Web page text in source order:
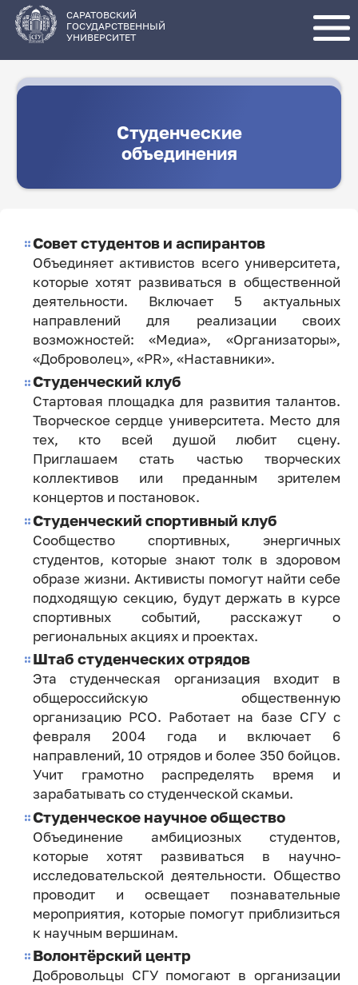
основному
содержанию
САРАТОВСКИЙ
ГОСУДАРСТВЕННЫЙ
УНИВЕРСИТЕТ
Студенческие
объединения
Совет студентов и аспирантов
Объединяет активистов всего университета,
которые хотят развиваться в общественной
деятельности. Включает 5 актуальных
направлений для реализации своих
возможностей: «Медиа», «Организаторы»,
«Доброволец», «PR», «Наставники».
Студенческий клуб
Стартовая площадка для развития талантов.
Творческое сердце университета. Место для
тех, кто всей душой любит сцену.
Приглашаем стать частью творческих
коллективов или преданным зрителем
концертов и постановок.
Студенческий спортивный клуб
Сообщество спортивных, энергичных
студентов, которые знают толк в здоровом
образе жизни. Активисты помогут найти себе
подходящую секцию, будут держать в курсе
спортивных событий, расскажут о
региональных акциях и проектах.
Штаб студенческих отрядов
Эта студенческая организация входит в
общероссийскую общественную
организацию РСО. Работает на базе СГУ с
февраля 2004 года и включает 6
направлений, 10 отрядов и более 350 бойцов.
Учит грамотно распределять время и
зарабатывать со студенческой скамьи.
Студенческое научное общество
Объединение амбициозных студентов,
которые хотят развиваться в научно-
исследовательской деятельности. Общество
проводит и освещает познавательные
мероприятия, которые помогут приблизиться
к научным вершинам.
Волонтёрский центр
Добровольцы СГУ помогают в организации